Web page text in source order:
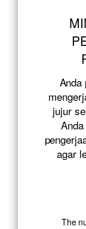
Anda
jujur
agar
The